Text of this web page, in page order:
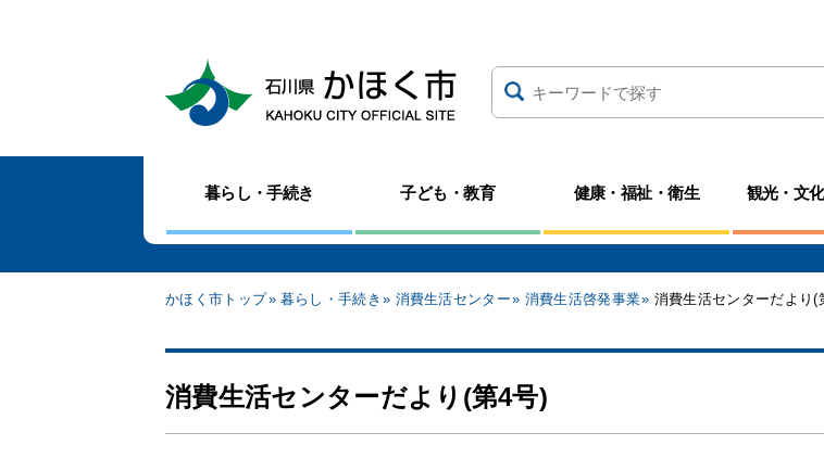
暮らし・手続き 子ども・教育 健康・福祉・衛生 観光・文
かほく市トップ 暮らし・手続き 消費生活センター 消費生活啓発事業 消費生活センターだより(
消費生活センターだより(第4号)